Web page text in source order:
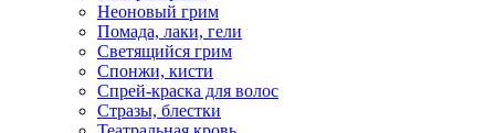
Неоновый грим
Помада, лаки, гели
Светящийся грим
Спонжи, кисти
Спрей-краска для волос
Стразы, блестки